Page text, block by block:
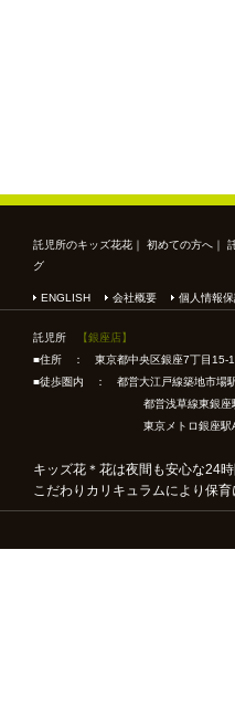
託児所のキッズ花花 ｜ 初めての方へ ｜
グ
ENGLISH 会社概要 個人情報
託児所
【銀座店】
■住所 ： 東京都中央区銀座7丁目15-
■徒歩圏内 ： 都営大江戸線築地市場
都営浅草線東銀座駅4番
東京メトロ銀座駅A4出
キッズ花＊花は夜間も安心な24
こだわりカリキュラムにより保育